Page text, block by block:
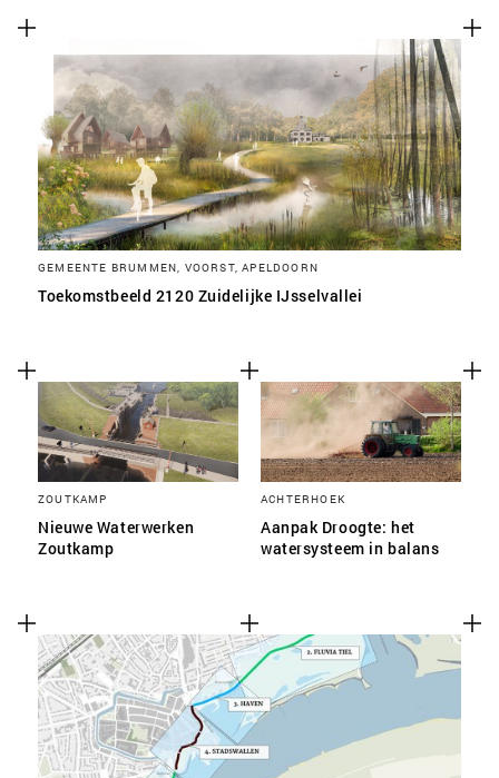
GEMEENTE BRUMMEN, VOORST, APELDOORN
Toekomstbeeld 2120 Zuidelijke IJsselvallei
ZOUTKAMP
Nieuwe Waterwerken
Zoutkamp
ACHTERHOEK
Aanpak Droogte: het
watersysteem in balans